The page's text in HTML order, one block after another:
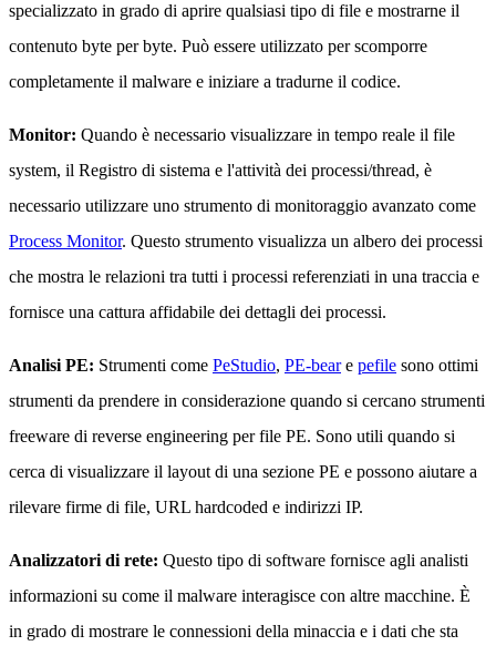
specializzato in grado di aprire qualsiasi tipo di file e mostrarne il
contenuto byte per byte. Può essere utilizzato per scomporre
completamente il malware e iniziare a tradurne il codice.
Monitor: Quando è necessario visualizzare in tempo reale il file
system, il Registro di sistema e l'attività dei processi/thread, è
necessario utilizzare uno strumento di monitoraggio avanzato come
Process Monitor. Questo strumento visualizza un albero dei processi
che mostra le relazioni tra tutti i processi referenziati in una traccia e
fornisce una cattura affidabile dei dettagli dei processi.
Analisi PE: Strumenti come PeStudio, PE-beare pefile sono ottimi
strumenti da prendere in considerazione quando si cercano strumenti
freeware di reverse engineering per file PE. Sono utili quando si
cerca di visualizzare il layout di una sezione PE e possono aiutare a
rilevare firme di file, URL hardcoded e indirizzi IP.
Analizzatori di rete: Questo tipo di software fornisce agli analisti
informazioni su come il malware interagisce con altre macchine. È
in grado di mostrare le connessioni della minaccia e i dati che sta